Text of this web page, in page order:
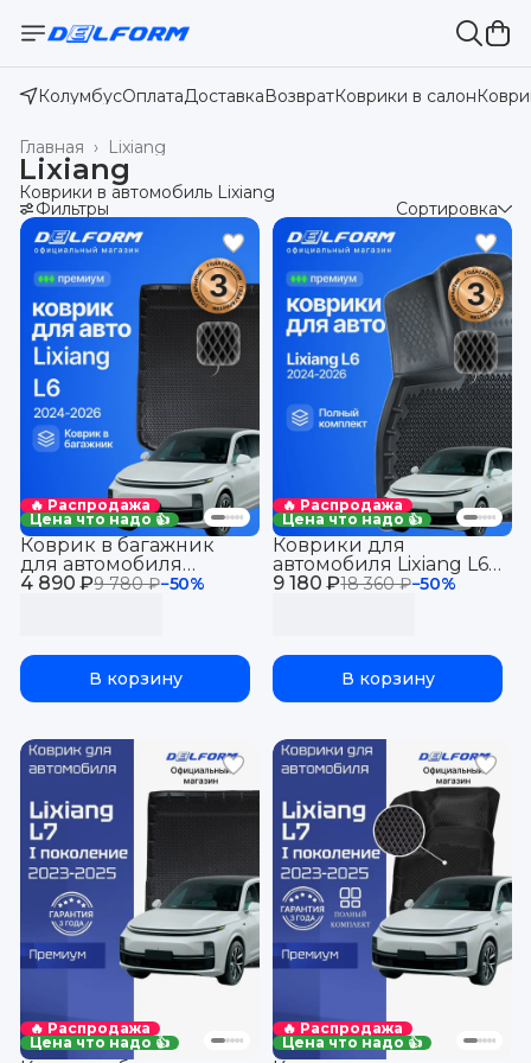
КолумбусОплатаДоставкаВозвратКоврики в салон
Lixiang
Главная ›
Lixiang
Коврики в автомобиль Lixiang
Фильтры Сортировка
🔥 Распродажа
Цена что надо 👍
4 890 ₽9 780 ₽−50%
Коврик в багажник
для автомобиля
Лисян Л6, Lixiang L6
В корзину
🔥 Распродажа
Цена что надо 👍
9 180 ₽18 360 ₽−50%
Коврики для
автомобиля Lixiang L6
(2024-2026), Лисян Ли
В корзину
🔥 Распродажа
Цена что надо 👍
🔥 Распродажа
Цена что надо 👍